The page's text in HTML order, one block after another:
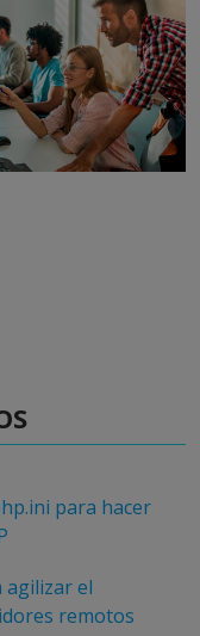
para hacer
agilizar el
remotos